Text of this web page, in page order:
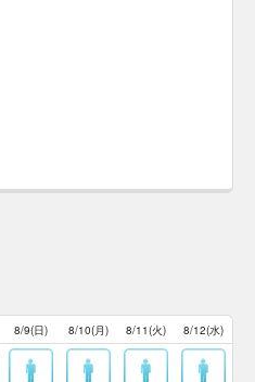
8/9(日) 8/10(月) 8/11(火) 8/12(水)